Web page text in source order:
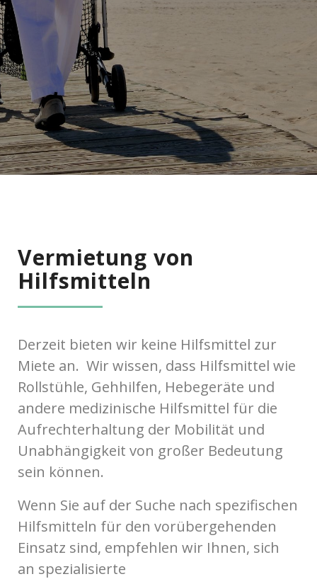
Vermietung von
Hilfsmitteln
Derzeit bieten wir keine Hilfsmittel zur
Miete an. Wir wissen, dass Hilfsmittel wie
Rollstühle, Gehhilfen, Hebegeräte und
andere medizinische Hilfsmittel für die
Aufrechterhaltung der Mobilität und
Unabhängigkeit von großer Bedeutung
sein können.
Wenn Sie auf der Suche nach spezifischen
Hilfsmitteln für den vorübergehenden
Einsatz sind, empfehlen wir Ihnen, sich
an spezialisierte